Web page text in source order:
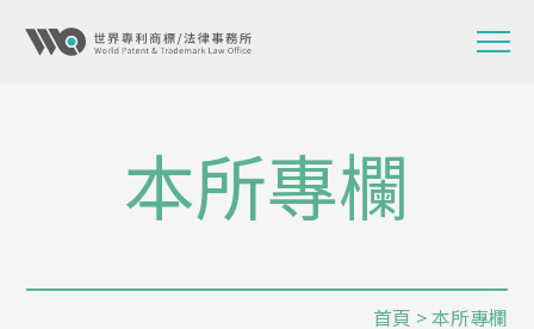
本所專欄
首頁 >本所專欄